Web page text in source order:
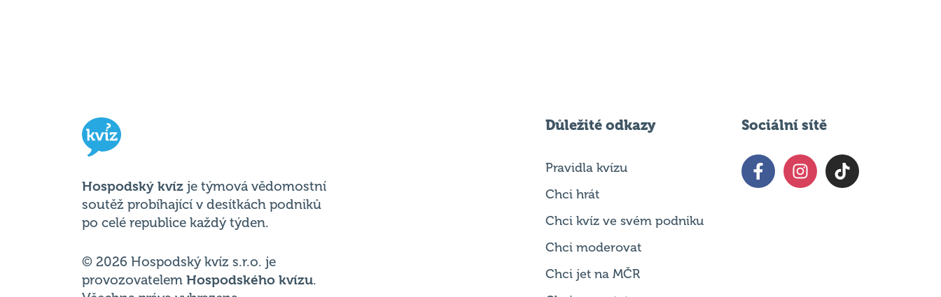
Hospodský kvíz je týmová vědomostní
soutěž probíhající v desítkách podniků
po celé republice každý týden.
© 2026 Hospodský kvíz s.r.o. je
provozovatelem Hospodského kvízu.
Důležité odkazy
Pravidla kvízu
Chci hrát
Chci kvíz ve svém podniku
Chci moderovat
Chci jet na MČR
Sociální sítě